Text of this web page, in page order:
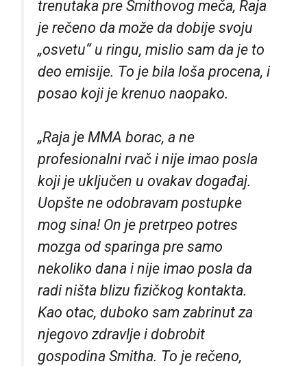
trenutaka pre Smithovog meča, Raja
je rečeno da može da dobije svoju
„osvetu“ u ringu, mislio sam da je to
deo emisije. To je bila loša procena, i
posao koji je krenuo naopako.
„Raja je MMA borac, a ne
profesionalni rvač i nije imao posla
koji je uključen u ovakav događaj.
Uopšte ne odobravam postupke
mog sina! On je pretrpeo potres
mozga od sparinga pre samo
nekoliko dana i nije imao posla da
radi ništa blizu fizičkog kontakta.
Kao otac, duboko sam zabrinut za
njegovo zdravlje i dobrobit
gospodina Smitha. To je rečeno,